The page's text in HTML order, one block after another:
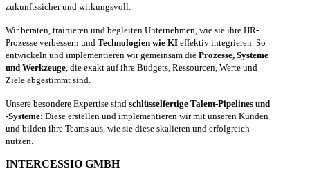
zukunftssicher und wirkungsvoll.
Wir beraten, trainieren und begleiten Unternehmen, wie sie ihre HR-
Prozesse verbessern und Technologien wie KI effektiv integrieren. So
entwickeln und implementieren wir gemeinsam die Prozesse, Systeme
und Werkzeuge , die exakt auf ihre Budgets, Ressourcen, Werte und
Ziele abgestimmt sind.
Unsere besondere Expertise sind schlüsselfertige Talent-Pipelines und
-Systeme: Diese erstellen und implementieren wir mit unseren Kunden
und bilden ihre Teams aus, wie sie diese skalieren und erfolgreich
nutzen.
INTERCESSIO GMBH